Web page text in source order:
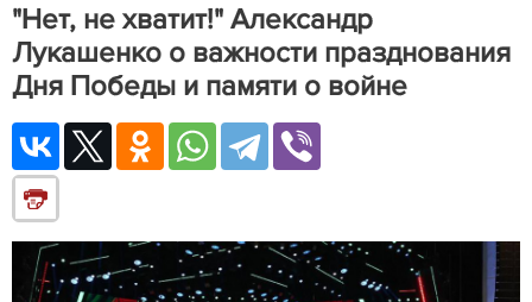
"Нет, не хватит!" Александр
Лукашенко о важности празднования
Дня Победы и памяти о войне